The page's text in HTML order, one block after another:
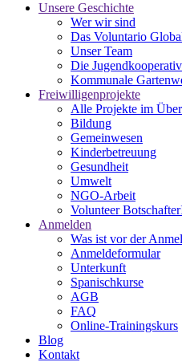
Unsere Geschichte
Wer wir sind
Das Voluntario
Unser Team
Die
Kommunale
Freiwilligenprojekte
Alle Projekte im
Bildung
Gemeinwesen
Kinderbetreuung
Gesundheit
Umwelt
NGO-Arbeit
Volunteer
Anmelden
Was ist vor der
Anmeldeformular
Unterkunft
Spanischkurse
AGB
FAQ
Online-Trainingskurs
Blog
Kontakt